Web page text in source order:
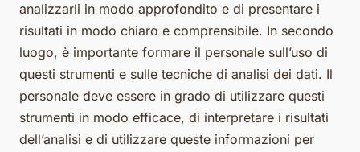
analizzarli in modo approfondito e di presentare i
risultati in modo chiaro e comprensibile. In secondo
luogo, è importante formare il personale sull’uso di
questi strumenti e sulle tecniche di analisi dei dati. Il
personale deve essere in grado di utilizzare questi
strumenti in modo efficace, di interpretare i risultati
dell’analisi e di utilizzare queste informazioni per